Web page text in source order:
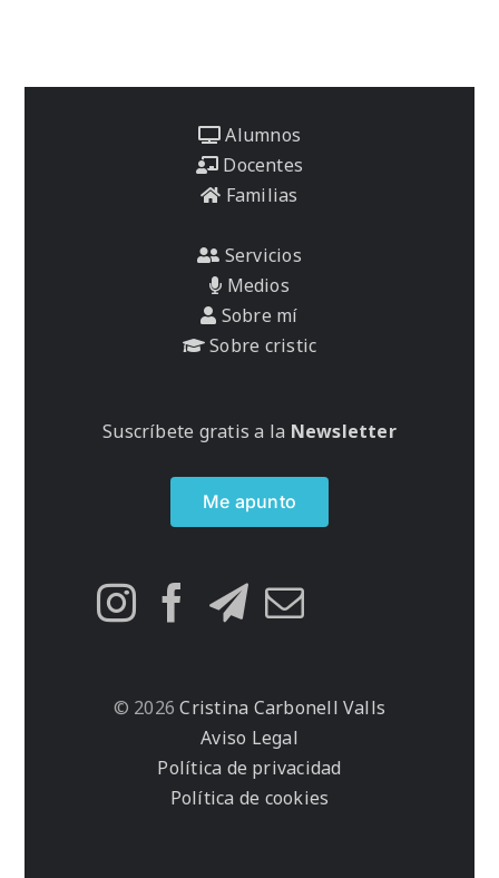
Alumnos
Docentes
Familias
Servicios
Medios
Sobre mí
Sobre cristic
Suscríbete gratis a la Newsletter
Me apunto
© 2026 Cristina Carbonell Valls
Aviso Legal
Política de privacidad
Política de cookies